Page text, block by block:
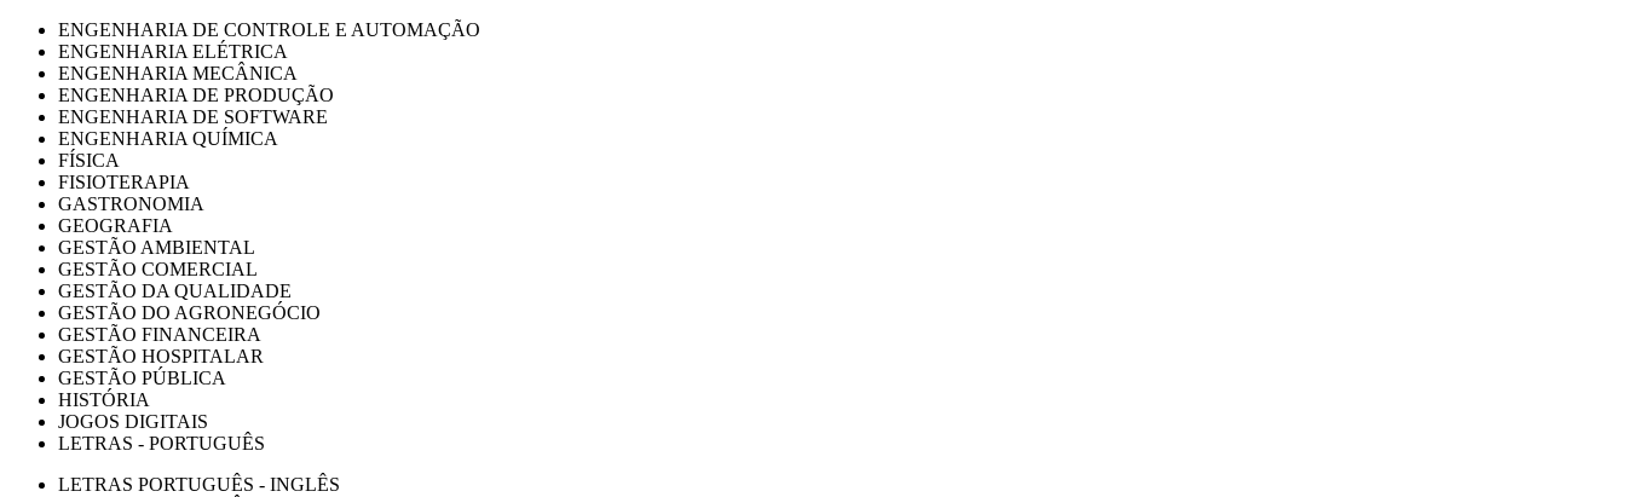
ENGENHARIA DE CONTROLE E AUTOMAÇÃO
ENGENHARIA ELÉTRICA
ENGENHARIA MECÂNICA
ENGENHARIA DE PRODUÇÃO
ENGENHARIA DE SOFTWARE
ENGENHARIA QUÍMICA
FÍSICA
FISIOTERAPIA
GASTRONOMIA
GEOGRAFIA
GESTÃO AMBIENTAL
GESTÃO COMERCIAL
GESTÃO DA QUALIDADE
GESTÃO DO AGRONEGÓCIO
GESTÃO FINANCEIRA
GESTÃO HOSPITALAR
GESTÃO PÚBLICA
HISTÓRIA
JOGOS DIGITAIS
LETRAS - PORTUGUÊS
LETRAS PORTUGUÊS - INGLÊS